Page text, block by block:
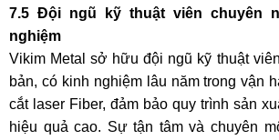
7.5 Đội ngũ kỹ thuật viên chuyên
nghiệm
Vikim Metal sở hữu đội ngũ kỹ thuật
bản, có kinh nghiệm lâu năm trong vận
cắt laser Fiber, đảm bảo quy trình sản
hiệu quả cao. Sự tận tâm và chuyên